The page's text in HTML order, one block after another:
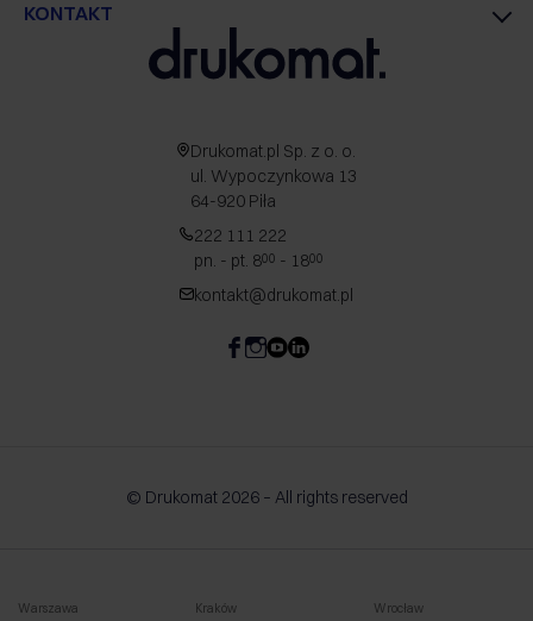
KONTAKT
Drukomat.pl Sp. z o. o.
ul. Wypoczynkowa 13
64-920 Piła
222 111 222
pn. - pt. 800 - 1800
kontakt@drukomat.pl
© Drukomat 2026 – All rights reserved
Warszawa Kraków Wrocław